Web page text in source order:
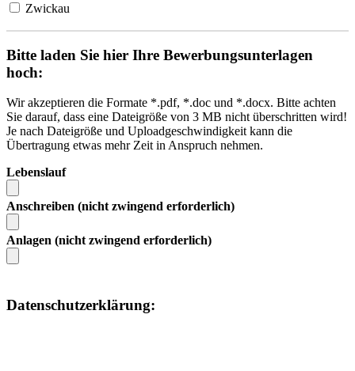
Zwickau
Bitte laden Sie hier Ihre Bewerbungsunterlagen
hoch:
Wir akzeptieren die Formate *.pdf, *.doc und *.docx. Bitte achten
Sie darauf, dass eine Dateigröße von 3 MB nicht überschritten wird!
Je nach Dateigröße und Uploadgeschwindigkeit kann die
Übertragung etwas mehr Zeit in Anspruch nehmen.
Lebenslauf
Anschreiben (nicht zwingend erforderlich)
Anlagen (nicht zwingend erforderlich)
Datenschutzerklärung: